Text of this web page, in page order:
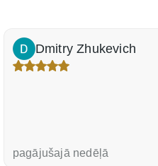
Dmitry Zhukevich
pagājušajā nedēļā